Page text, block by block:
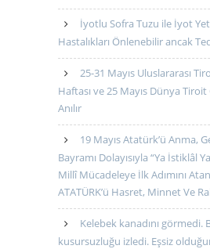
İyotlu Sofra Tuzu ile İyot
Hastalıkları Önlenebilir ancak
25-31 Mayıs Uluslararası
Haftası ve 25 Mayıs Dünya
Anılır
19 Mayıs Atatürk’ü Anma,
Bayramı Dolayısıyla “Ya İstiklâl
Millî Mücadeleye İlk Adımını
ATATÜRK’ü Hasret, Minnet Ve
Kelebek kanadını görmedi.
kusursuzluğu izledi. Eşsiz